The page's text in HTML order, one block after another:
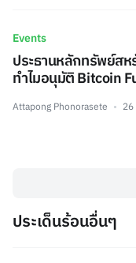
Events
ประธานหลักทรัพย์ส
ทำไมอนุมัติ Bitcoin
Attapong Phonorasete
ประเด็นร้อนอื่นๆ